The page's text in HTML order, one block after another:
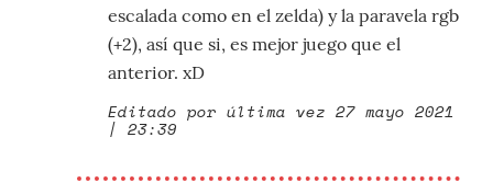
escalada como en el zelda) y la paravela rgb
(+2), así que si, es mejor juego que el
anterior. xD
Editado por última vez 27 mayo 2021
| 23:39